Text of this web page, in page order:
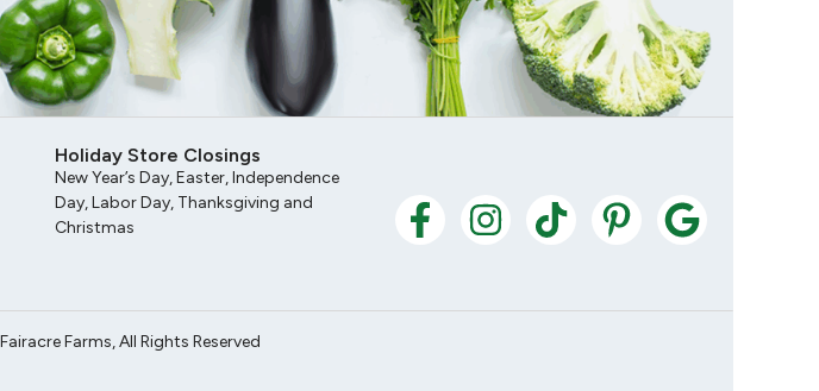
Holiday Store Closings
New Year’s Day, Easter, Independence
Day, Labor Day, Thanksgiving and
Christmas
Farms, All Rights Reserved